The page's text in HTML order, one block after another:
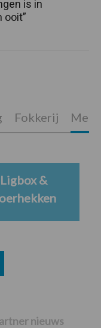
nieuws
is in
ooit”
Fokkerij
Ligbox &